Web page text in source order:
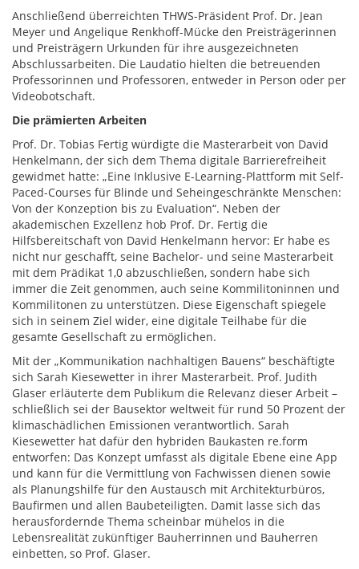
Anschließend überreichten THWS-Präsident Prof. Dr. Jean
Meyer und Angelique Renkhoff-Mücke den Preisträgerinnen
und Preisträgern Urkunden für ihre ausgezeichneten
Abschlussarbeiten. Die Laudatio hielten die betreuenden
Professorinnen und Professoren, entweder in Person oder per
Videobotschaft.
Die prämierten Arbeiten
Prof. Dr. Tobias Fertig würdigte die Masterarbeit von David
Henkelmann, der sich dem Thema digitale Barrierefreiheit
gewidmet hatte: „Eine Inklusive E-Learning-Plattform mit Self-
Paced-Courses für Blinde und Seheingeschränkte Menschen:
Von der Konzeption bis zu Evaluation“. Neben der
akademischen Exzellenz hob Prof. Dr. Fertig die
Hilfsbereitschaft von David Henkelmann hervor: Er habe es
nicht nur geschafft, seine Bachelor- und seine Masterarbeit
mit dem Prädikat 1,0 abzuschließen, sondern habe sich
immer die Zeit genommen, auch seine Kommilitoninnen und
Kommilitonen zu unterstützen. Diese Eigenschaft spiegele
sich in seinem Ziel wider, eine digitale Teilhabe für die
gesamte Gesellschaft zu ermöglichen.
Mit der „Kommunikation nachhaltigen Bauens“ beschäftigte
sich Sarah Kiesewetter in ihrer Masterarbeit. Prof. Judith
Glaser erläuterte dem Publikum die Relevanz dieser Arbeit –
schließlich sei der Bausektor weltweit für rund 50 Prozent der
klimaschädlichen Emissionen verantwortlich. Sarah
Kiesewetter hat dafür den hybriden Baukasten re.form
entworfen: Das Konzept umfasst als digitale Ebene eine App
und kann für die Vermittlung von Fachwissen dienen sowie
als Planungshilfe für den Austausch mit Architekturbüros,
Baufirmen und allen Baubeteiligten. Damit lasse sich das
herausfordernde Thema scheinbar mühelos in die
Lebensrealität zukünftiger Bauherrinnen und Bauherren
einbetten, so Prof. Glaser.